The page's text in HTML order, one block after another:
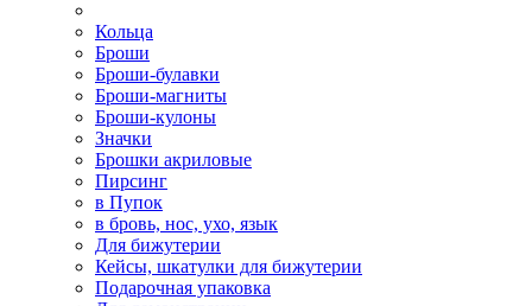
Кольца
Броши
Броши-булавки
Броши-магниты
Броши-кулоны
Значки
Брошки акриловые
Пирсинг
в Пупок
в бровь, нос, ухо, язык
Для бижутерии
Кейсы, шкатулки для бижутерии
Подарочная упаковка